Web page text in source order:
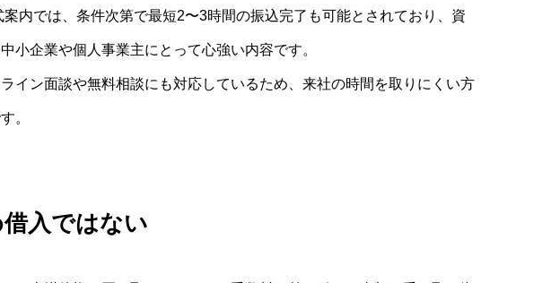
内では、条件次第で最短2〜3時間の振込完了も可能とされており、資
小企業や個人事業主にとって心強い内容です。
イン面談や無料相談にも対応しているため、来社の時間を取りにくい方
。
入ではない